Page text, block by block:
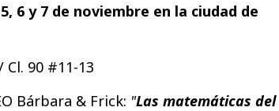
5, 6 y 7 de noviembre en la ciudad de
90 #11-13
Bárbara & Frick: "Las matemáticas del